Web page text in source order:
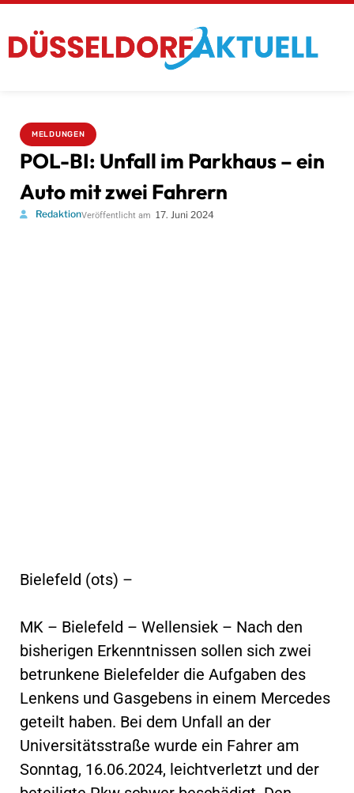
MELDUNGEN
POL-BI: Unfall im Parkhaus – ein
Auto mit zwei Fahrern
RedaktionVeröffentlicht am 17. Juni 2024
Bielefeld (ots) –
MK – Bielefeld – Wellensiek – Nach den
bisherigen Erkenntnissen sollen sich zwei
betrunkene Bielefelder die Aufgaben des
Lenkens und Gasgebens in einem Mercedes
geteilt haben. Bei dem Unfall an der
Universitätsstraße wurde ein Fahrer am
Sonntag, 16.06.2024, leichtverletzt und der